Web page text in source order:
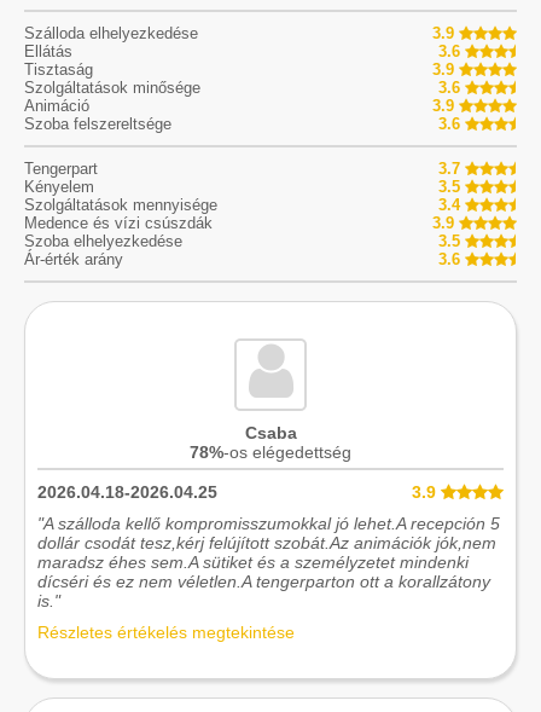
Szálloda elhelyezkedése
3.9
Ellátás
3.6
Tisztaság
3.9
Szolgáltatások minősége
3.6
Animáció
3.9
Szoba felszereltsége
3.6
Tengerpart
3.7
Kényelem
3.5
Szolgáltatások mennyisége
3.4
Medence és vízi csúszdák
3.9
Szoba elhelyezkedése
3.5
Ár-érték arány
3.6
Csaba
78%-os elégedettség
2026.04.18-2026.04.25
3.9
"A szálloda kellő kompromisszumokkal jó lehet.A recepción 5
dollár csodát tesz,kérj felújított szobát.Az animációk jók,nem
maradsz éhes sem.A sütiket és a személyzetet mindenki
dícséri és ez nem véletlen.A tengerparton ott a korallzátony
is."
Részletes értékelés megtekintése